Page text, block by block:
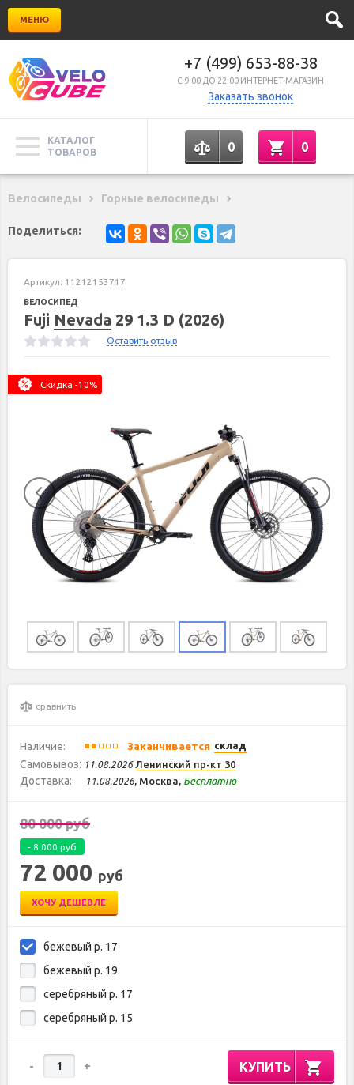
МЕНЮ
+7 (499) 653-88-38
C 9:00 ДО 22:00 ИНТЕРНЕТ-МАГАЗИН
Заказать звонок
КАТАЛОГ
ТОВАРОВ
0 0
Велосипеды Горные велосипеды
Поделиться:
Артикул: 11212153717
ВЕЛОСИПЕД
Fuji Nevada 29 1.3 D (2026)
Оставить отзыв
Скидка -10%
сравнить
Наличие: Заканчивается склад
Самовывоз: 11.08.2026 Ленинский пр-кт 30
Доставка: 11.08.2026, Москва, Бесплатно
80 000руб
- 8 000 руб
72 000 руб
ХОЧУ ДЕШЕВЛЕ
бежевый р. 17
бежевый р. 19
серебряный р. 17
серебряный р. 15
- + КУПИТЬ